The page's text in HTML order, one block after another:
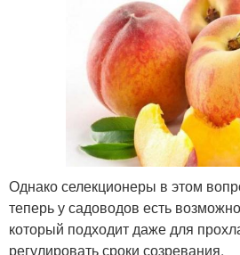
Однако селекционеры в этом
теперь у садоводов есть
который подходит даже для
регулировать сроки созревания.